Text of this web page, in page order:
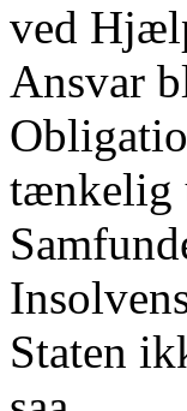
ved
Ansvar
tænkelig
Staten